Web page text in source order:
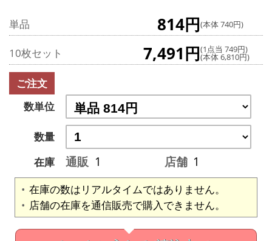
単品 814円(本体 740円)
10枚セット 7,491円(1点当 749円)
(本体 6,810円)
ご注文
数単位
数量
在庫
通販 1 店舗 1
在庫の数はリアルタイムではありません。
店舗の在庫を通信販売で購入できません。